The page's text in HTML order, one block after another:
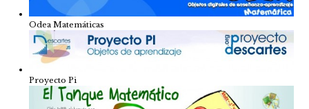
Odea Matemáticas
Proyecto Pi